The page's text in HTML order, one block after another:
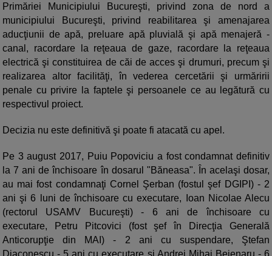
Primăriei Municipiului Bucureşti, privind zona de nord a
municipiului Bucureşti, privind reabilitarea şi amenajarea
aducţiunii de apă, preluare apă pluvială şi apă menajeră -
canal, racordare la reţeaua de gaze, racordare la reţeaua
electrică şi constituirea de căi de acces şi drumuri, precum şi
realizarea altor facilităţi, în vederea cercetării şi urmăririi
penale cu privire la faptele şi persoanele ce au legătură cu
respectivul proiect.
Decizia nu este definitivă şi poate fi atacată cu apel.
Pe 3 august 2017, Puiu Popoviciu a fost condamnat definitiv
la 7 ani de închisoare în dosarul "Băneasa". În acelaşi dosar,
au mai fost condamnaţi Cornel Şerban (fostul şef DGIPI) - 2
ani şi 6 luni de închisoare cu executare, Ioan Nicolae Alecu
(rectorul USAMV Bucureşti) - 6 ani de închisoare cu
executare, Petru Pitcovici (fost şef în Direcţia Generală
Anticorupţie din MAI) - 2 ani cu suspendare, Ştefan
Diaconescu - 5 ani cu executare şi Andrei Mihai Bejenaru - 6